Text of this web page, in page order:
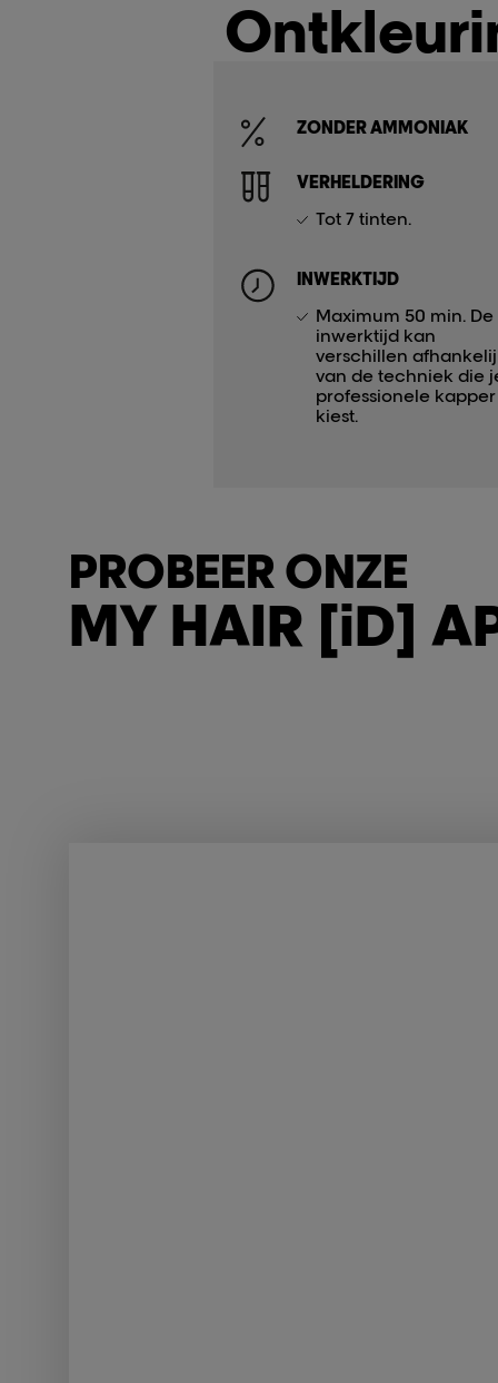
ZONDER AMMONIAK
VERHELDERING
Tot 7 tinten.
INWERKTIJD
Maximum 50 min. De
inwerktijd kan
verschillen
van de techniek die
professionele kapper
kiest.
PROBEER ONZE
MY HAIR [iD]